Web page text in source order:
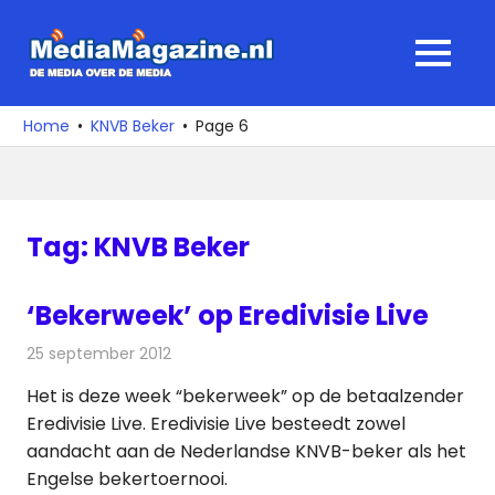
naar
media
over
MENU
Home KNVB Beker Page 6
Tag: KNVB Beker
‘Bekerweek’ op Eredivisie Live
25 september 2012
Het is deze week “bekerweek” op de betaalzender
Eredivisie Live. Eredivisie Live besteedt zowel
aandacht aan de Nederlandse KNVB-beker als het
Engelse bekertoernooi.